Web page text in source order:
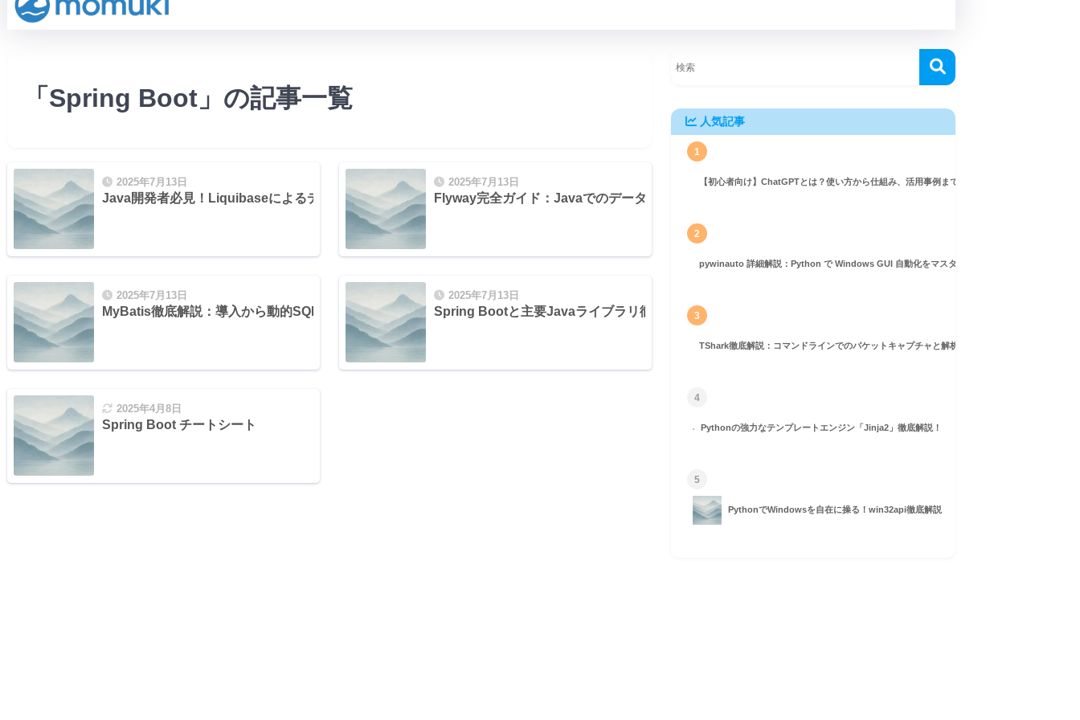
「Spring Boot」の記事一覧
2025年7月13日
Java開発者必見！Liquibaseによるデータベーススキーマ管理完全ガイド
2025年7月13日
Flyway完全ガイド：Javaでのデータベースマイグレーションをマスターする
2025年7月13日
MyBatis徹底解説：導入から動的SQL、Spring Boot連携まで
2025年7月13日
Spring Bootと主要Javaライブラリ徹底活用ガイド
2025年4月8日
Spring Boot チートシート
人気記事
1
【初心者向け】ChatGPTとは？使い方から仕組み、活用事例まで徹底解説
2
pywinauto 詳細解説：Python で Windows GUI 自動化をマスターしよう！
3
TShark徹底解説：コマンドラインでのパケットキャプチャと解析ガイド
4
Pythonの強力なテンプレートエンジン「Jinja2」徹底解説！
5
PythonでWindowsを自在に操る！win32api徹底解説